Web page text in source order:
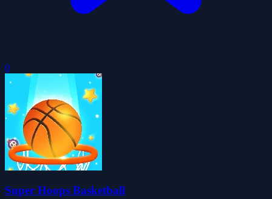
0
Super Hoops Basketball